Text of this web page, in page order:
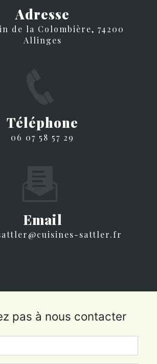
Adresse
Allinges
Téléphone
06 07 58 57 29
Email
sattler.fr
pas à nous contacter